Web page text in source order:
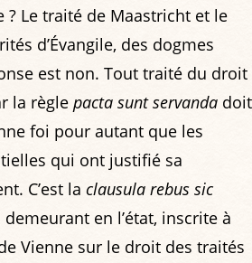
? Le traité de Maastricht et le
d’Évangile, des dogmes
est non. Tout traité du droit
la règle pacta sunt servanda doit
foi pour autant que les
qui ont justifié sa
C’est la clausula rebus sic
demeurant en l’état, inscrite à
Vienne sur le droit des traités